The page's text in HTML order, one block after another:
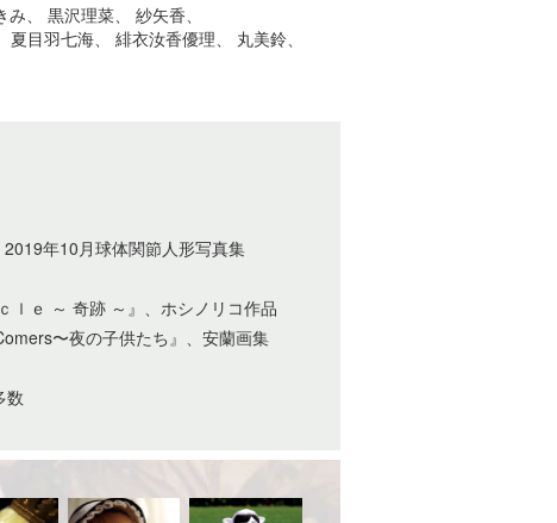
み 黒沢理菜
紗矢香
夏目羽七海 緋衣汝香優理
丸美鈴
年10月球体関節人形写真集
ｌｅ ～ 奇跡 ～』、ホシノリコ作品
〜夜の子供たち』、安蘭画集
数